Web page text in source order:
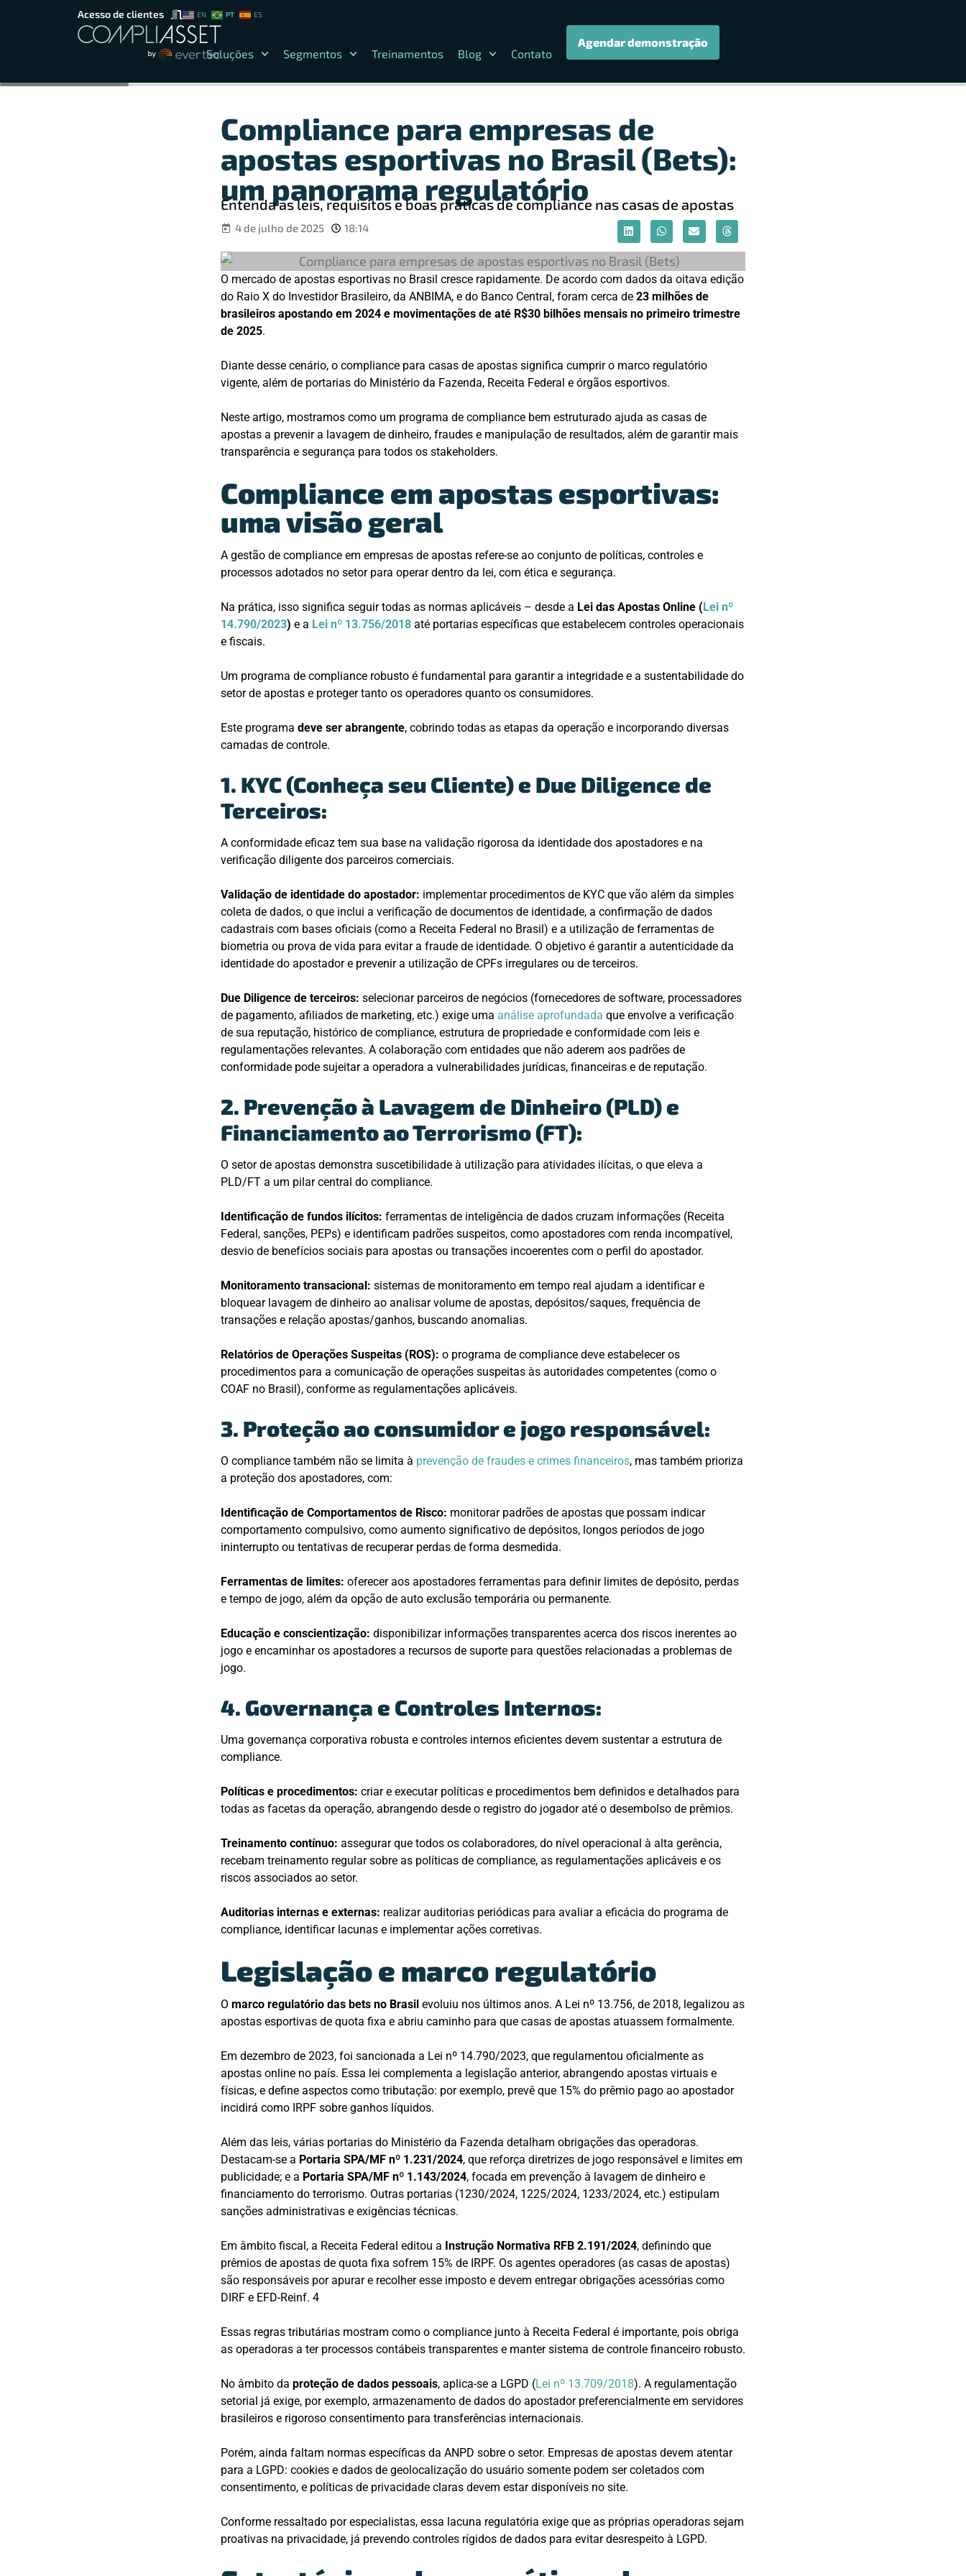
Acesso de clientes EN PT ES
Soluções Segmentos Treinamentos Blog Contato
Agendar demonstração
Compliance para empresas de
apostas esportivas no Brasil (Bets):
um panorama regulatório
Entenda as leis, requisitos e boas práticas de compliance nas casas de apostas
4 de julho de 2025 18:14
O mercado de apostas esportivas no Brasil cresce rapidamente. De acordo com dados da oitava edição
do Raio X do Investidor Brasileiro, da ANBIMA, e do Banco Central, foram cerca de 23 milhões de
brasileiros apostando em 2024 e movimentações de até R$30 bilhões mensais no primeiro trimestre
de 2025.
Diante desse cenário, o compliance para casas de apostas significa cumprir o marco regulatório
vigente, além de portarias do Ministério da Fazenda, Receita Federal e órgãos esportivos.
Neste artigo, mostramos como um programa de compliance bem estruturado ajuda as casas de
apostas a prevenir a lavagem de dinheiro, fraudes e manipulação de resultados, além de garantir mais
transparência e segurança para todos os stakeholders.
Compliance em apostas esportivas:
uma visão geral
A gestão de compliance em empresas de apostas refere-se ao conjunto de políticas, controles e
processos adotados no setor para operar dentro da lei, com ética e segurança.
Na prática, isso significa seguir todas as normas aplicáveis – desde a Lei das Apostas Online (Lei nº
14.790/2023) e a Lei nº 13.756/2018 até portarias específicas que estabelecem controles operacionais
e fiscais.
Um programa de compliance robusto é fundamental para garantir a integridade e a sustentabilidade do
setor de apostas e proteger tanto os operadores quanto os consumidores.
Este programa deve ser abrangente, cobrindo todas as etapas da operação e incorporando diversas
camadas de controle.
1. KYC (Conheça seu Cliente) e Due Diligence de
Terceiros:
A conformidade eficaz tem sua base na validação rigorosa da identidade dos apostadores e na
verificação diligente dos parceiros comerciais.
Validação de identidade do apostador: implementar procedimentos de KYC que vão além da simples
coleta de dados, o que inclui a verificação de documentos de identidade, a confirmação de dados
cadastrais com bases oficiais (como a Receita Federal no Brasil) e a utilização de ferramentas de
biometria ou prova de vida para evitar a fraude de identidade. O objetivo é garantir a autenticidade da
identidade do apostador e prevenir a utilização de CPFs irregulares ou de terceiros.
Due Diligence de terceiros: selecionar parceiros de negócios (fornecedores de software, processadores
de pagamento, afiliados de marketing, etc.) exige uma análise aprofundada que envolve a verificação
de sua reputação, histórico de compliance, estrutura de propriedade e conformidade com leis e
regulamentações relevantes. A colaboração com entidades que não aderem aos padrões de
conformidade pode sujeitar a operadora a vulnerabilidades jurídicas, financeiras e de reputação.
2. Prevenção à Lavagem de Dinheiro (PLD) e
Financiamento ao Terrorismo (FT):
O setor de apostas demonstra suscetibilidade à utilização para atividades ilícitas, o que eleva a
PLD/FT a um pilar central do compliance.
Identificação de fundos ilícitos: ferramentas de inteligência de dados cruzam informações (Receita
Federal, sanções, PEPs) e identificam padrões suspeitos, como apostadores com renda incompatível,
desvio de benefícios sociais para apostas ou transações incoerentes com o perfil do apostador.
Monitoramento transacional: sistemas de monitoramento em tempo real ajudam a identificar e
bloquear lavagem de dinheiro ao analisar volume de apostas, depósitos/saques, frequência de
transações e relação apostas/ganhos, buscando anomalias.
Relatórios de Operações Suspeitas (ROS): o programa de compliance deve estabelecer os
procedimentos para a comunicação de operações suspeitas às autoridades competentes (como o
COAF no Brasil), conforme as regulamentações aplicáveis.
3. Proteção ao consumidor e jogo responsável:
O compliance também não se limita à prevenção de fraudes e crimes financeiros, mas também prioriza
a proteção dos apostadores, com:
Identificação de Comportamentos de Risco: monitorar padrões de apostas que possam indicar
comportamento compulsivo, como aumento significativo de depósitos, longos períodos de jogo
ininterrupto ou tentativas de recuperar perdas de forma desmedida.
Ferramentas de limites: oferecer aos apostadores ferramentas para definir limites de depósito, perdas
e tempo de jogo, além da opção de auto exclusão temporária ou permanente.
Educação e conscientização: disponibilizar informações transparentes acerca dos riscos inerentes ao
jogo e encaminhar os apostadores a recursos de suporte para questões relacionadas a problemas de
jogo.
4. Governança e Controles Internos:
Uma governança corporativa robusta e controles internos eficientes devem sustentar a estrutura de
compliance.
Políticas e procedimentos: criar e executar políticas e procedimentos bem definidos e detalhados para
todas as facetas da operação, abrangendo desde o registro do jogador até o desembolso de prêmios.
Treinamento contínuo: assegurar que todos os colaboradores, do nível operacional à alta gerência,
recebam treinamento regular sobre as políticas de compliance, as regulamentações aplicáveis e os
riscos associados ao setor.
Auditorias internas e externas: realizar auditorias periódicas para avaliar a eficácia do programa de
compliance, identificar lacunas e implementar ações corretivas.
Legislação e marco regulatório
O marco regulatório das bets no Brasil evoluiu nos últimos anos. A Lei nº 13.756, de 2018, legalizou as
apostas esportivas de quota fixa e abriu caminho para que casas de apostas atuassem formalmente.
Em dezembro de 2023, foi sancionada a Lei nº 14.790/2023, que regulamentou oficialmente as
apostas online no país. Essa lei complementa a legislação anterior, abrangendo apostas virtuais e
físicas, e define aspectos como tributação: por exemplo, prevê que 15% do prêmio pago ao apostador
incidirá como IRPF sobre ganhos líquidos.
Além das leis, várias portarias do Ministério da Fazenda detalham obrigações das operadoras.
Destacam-se a Portaria SPA/MF nº 1.231/2024, que reforça diretrizes de jogo responsável e limites em
publicidade; e a Portaria SPA/MF nº 1.143/2024, focada em prevenção à lavagem de dinheiro e
financiamento do terrorismo. Outras portarias (1230/2024, 1225/2024, 1233/2024, etc.) estipulam
sanções administrativas e exigências técnicas.
Em âmbito fiscal, a Receita Federal editou a Instrução Normativa RFB 2.191/2024, definindo que
prêmios de apostas de quota fixa sofrem 15% de IRPF. Os agentes operadores (as casas de apostas)
são responsáveis por apurar e recolher esse imposto e devem entregar obrigações acessórias como
DIRF e EFD-Reinf. 4
Essas regras tributárias mostram como o compliance junto à Receita Federal é importante, pois obriga
as operadoras a ter processos contábeis transparentes e manter sistema de controle financeiro robusto.
No âmbito da proteção de dados pessoais, aplica-se a LGPD (Lei nº 13.709/2018). A regulamentação
setorial já exige, por exemplo, armazenamento de dados do apostador preferencialmente em servidores
brasileiros e rigoroso consentimento para transferências internacionais.
Porém, ainda faltam normas específicas da ANPD sobre o setor. Empresas de apostas devem atentar
para a LGPD: cookies e dados de geolocalização do usuário somente podem ser coletados com
consentimento, e políticas de privacidade claras devem estar disponíveis no site.
Conforme ressaltado por especialistas, essa lacuna regulatória exige que as próprias operadoras sejam
proativas na privacidade, já prevendo controles rígidos de dados para evitar desrespeito à LGPD.